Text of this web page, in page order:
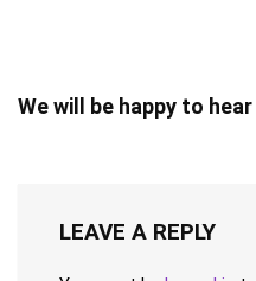
We will be happy to
LEAVE A REPLY